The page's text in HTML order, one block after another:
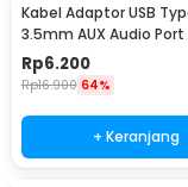
Kabel Adaptor USB
3.5mm AUX Audio
- PJ1645-01
Rp6.200
Rp16.900 64%
+ Keranjang